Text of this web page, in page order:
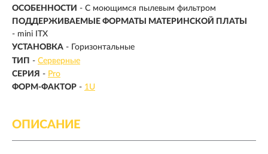
ОСОБЕННОСТИ - С моющимся пылевым фильтром
ПОДДЕРЖИВАЕМЫЕ ФОРМАТЫ МАТЕРИНСКОЙ ПЛАТЫ
- mini ITX
УСТАНОВКА - Горизонтальные
ТИП - Серверные
СЕРИЯ - Pro
ФОРМ-ФАКТОР - 1U
ОПИСАНИЕ